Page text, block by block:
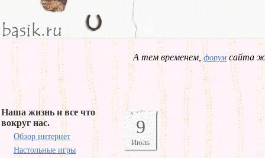
А тем временем,форум сайта
Наша жизнь и все что
вокруг нас.
Обзор интернет
Настольные игры
9
Июль